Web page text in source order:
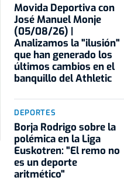
Movida Deportiva con
José Manuel Monje
(05/08/26) |
Analizamos la "ilusión"
que han generado los
últimos cambios en el
banquillo del Athletic
DEPORTES
Borja Rodrigo sobre la
polémica en la Liga
Euskotren: "El remo no
es un deporte
aritmético"